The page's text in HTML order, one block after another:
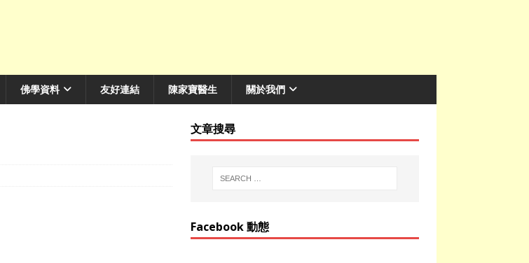
佛學資料 友好連結 陳家寶醫生 關於我們
文章搜尋
Facebook 動態